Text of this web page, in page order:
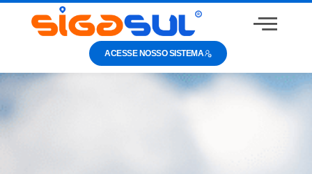
ACESSE NOSSO SISTEMA